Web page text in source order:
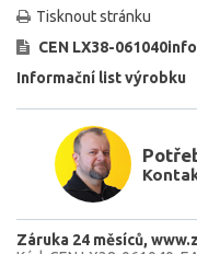
Tisknout stránku
CEN LX38-
Informační list výrobku
Záruka 24 měsíců